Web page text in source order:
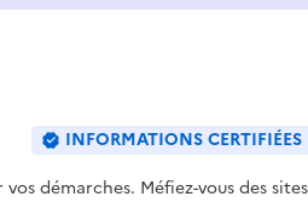
INFORMATIONS CERTIFIÉES
démarches. Méfiez-vous des